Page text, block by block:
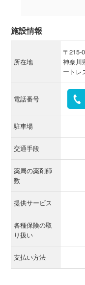
施設情報
所在地
〒215-
神奈川
ートレ
電話番号
駐車場
交通手段
薬局の薬剤師
数
提供サービス
各種保険の取
り扱い
支払い方法